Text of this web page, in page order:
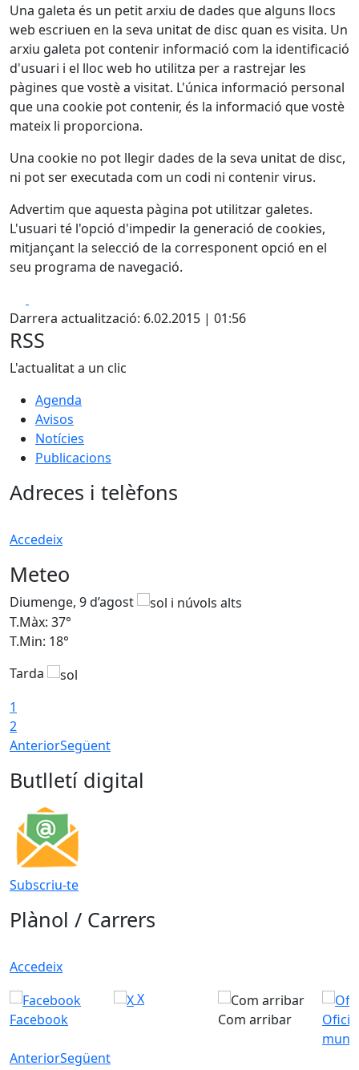
Una galeta és un petit arxiu de dades que alguns llocs
web escriuen en la seva unitat de disc quan es visita. Un
arxiu galeta pot contenir informació com la identificació
d'usuari i el lloc web ho utilitza per a rastrejar les
pàgines que vostè a visitat. L'única informació personal
que una cookie pot contenir, és la informació que vostè
mateix li proporciona.
Una cookie no pot llegir dades de la seva unitat de disc,
ni pot ser executada com un codi ni contenir virus.
Advertim que aquesta pàgina pot utilitzar galetes.
L'usuari té l'opció d'impedir la generació de cookies,
mitjançant la selecció de la corresponent opció en el
seu programa de navegació.
Darrera actualització: 6.02.2015 | 01:56
RSS
L'actualitat a un clic
Agenda
Avisos
Notícies
Publicacions
Adreces i telèfons
Accedeix
Meteo
Diumenge, 9 d’agost
T.Màx: 37°
T.Min: 18°
Tarda
1
2
AnteriorSegüent
Butlletí digital
Subscriu-te
Plànol / Carrers
Accedeix
Facebook
X
Com arribar
AnteriorSegüent